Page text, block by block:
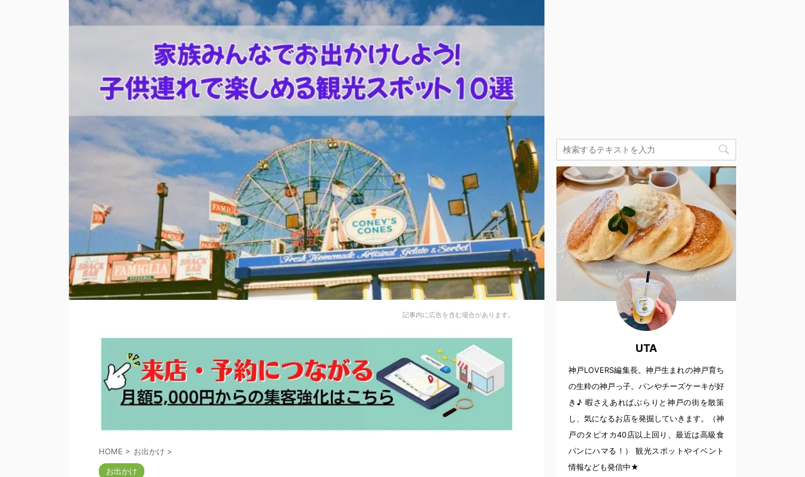
記事内に広告を含む場合があります。
HOME > お出かけ >
お出かけ
UTA
神戸LOVERS編集長。神戸生まれの神戸育ち
の生粋の神戸っ子。パンやチーズケーキが好
き♪ 暇さえあればぶらりと神戸の街を散策
し、気になるお店を発掘していきます。（神
戸のタピオカ40店以上回り、最近は高級食
パンにハマる！） 観光スポットやイベント
情報なども発信中★